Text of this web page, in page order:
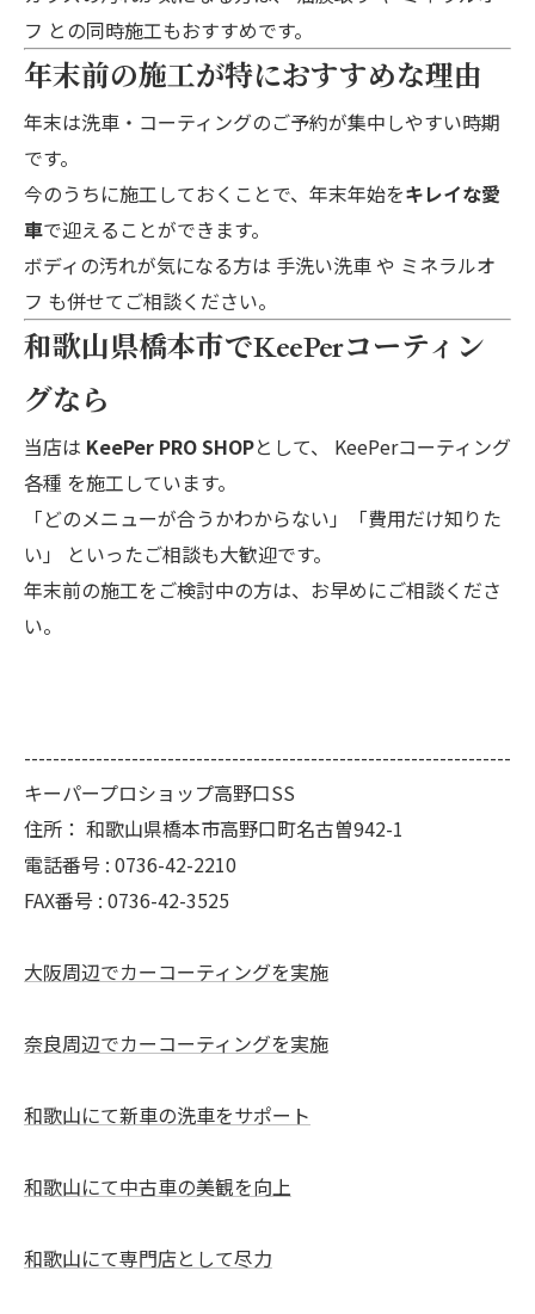
フ との同時施工もおすすめです。
年末前の施工が特におすすめな理由
年末は洗車・コーティングのご予約が集中しやすい時期
です。
今のうちに施工しておくことで、年末年始をキレイな愛
車で迎えることができます。
ボディの汚れが気になる方は 手洗い洗車や ミネラルオ
フ も併せてご相談ください。
和歌山県橋本市でKeePerコーティン
グなら
当店は KeePer PRO SHOPとして、 KeePerコーティング
各種 を施工しています。
「どのメニューが合うかわからない」「費用だけ知りた
い」 といったご相談も大歓迎です。
年末前の施工をご検討中の方は、お早めにご相談くださ
い。
--------------------------------------------------------------------
キーパープロショップ高野口SS
住所： 和歌山県橋本市高野口町名古曽942-1
電話番号 : 0736-42-2210
FAX番号 : 0736-42-3525
大阪周辺でカーコーティングを実施
奈良周辺でカーコーティングを実施
和歌山にて新車の洗車をサポート
和歌山にて中古車の美観を向上
和歌山にて専門店として尽力